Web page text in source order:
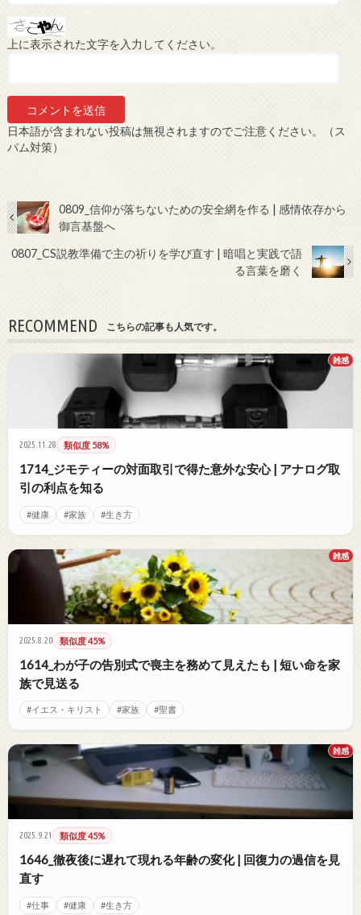
上に表示された文字を入力してください。
日本語が含まれない投稿は無視されますのでご注意ください。（ス
パム対策）
0809_信仰が落ちないための安全網を作る | 感情依存から
御言基盤へ
0807_CS説教準備で主の祈りを学び直す | 暗唱と実践で語
る言葉を磨く
RECOMMEND こちらの記事も人気です。
雑感
2025.11.28 類似度 58%
1714_ジモティーの対面取引で得た意外な安心 | アナログ取
引の利点を知る
#健康 #家族 #生き方
雑感
2025.8.20 類似度 45%
1614_わが子の告別式で喪主を務めて見えたも | 短い命を家
族で見送る
#イエス・キリスト #家族 #聖書
雑感
2025.9.21 類似度 45%
1646_徹夜後に遅れて現れる年齢の変化 | 回復力の過信を見
直す
#仕事 #健康 #生き方